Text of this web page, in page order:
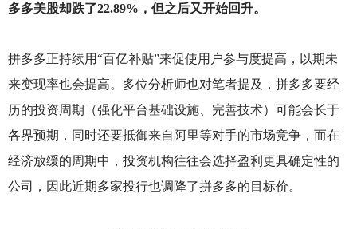
多多美股却跌了22.89%，但之后又开始回升。
拼多多正持续用“百亿补贴”来促使用户参与度提高，以期未
来变现率也会提高。多位分析师也对笔者提及，拼多多要经
历的投资周期（强化平台基础设施、完善技术）可能会长于
各界预期，同时还要抵御来自阿里等对手的市场竞争，而在
经济放缓的周期中，投资机构往往会选择盈利更具确定性的
公司，因此近期多家投行也调降了拼多多的目标价。